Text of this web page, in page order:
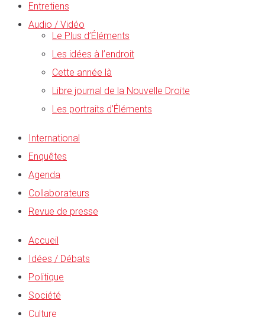
Entretiens
Audio / Vidéo
Le Plus d’Éléments
Les idées à l’endroit
Cette année là
Libre journal de la Nouvelle Droite
Les portraits d’Éléments
International
Enquêtes
Agenda
Collaborateurs
Revue de presse
Accueil
Idées / Débats
Politique
Société
Culture